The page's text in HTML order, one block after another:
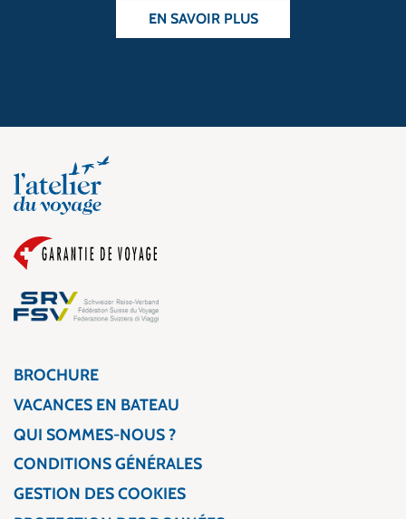
EN SAVOIR PLUS
BROCHURE
VACANCES EN BATEAU
QUI SOMMES-NOUS ?
CONDITIONS GÉNÉRALES
GESTION DES COOKIES